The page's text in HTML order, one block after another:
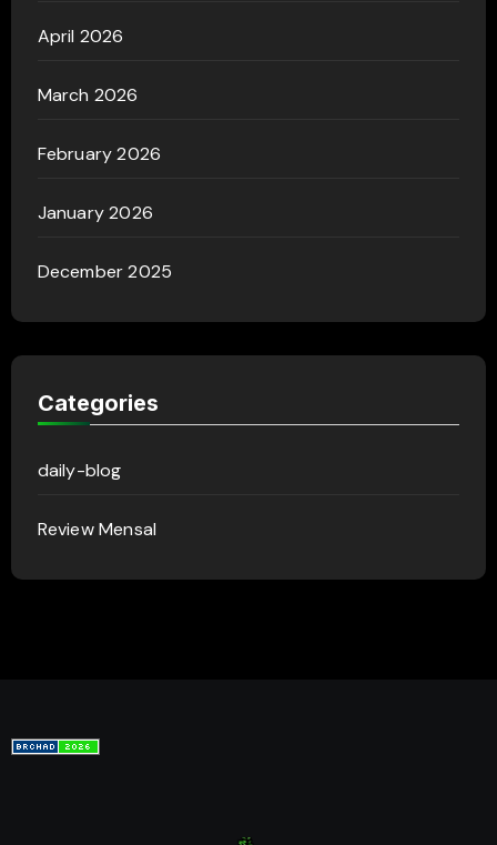
April 2026
March 2026
February 2026
January 2026
December 2025
Categories
daily-blog
Review Mensal